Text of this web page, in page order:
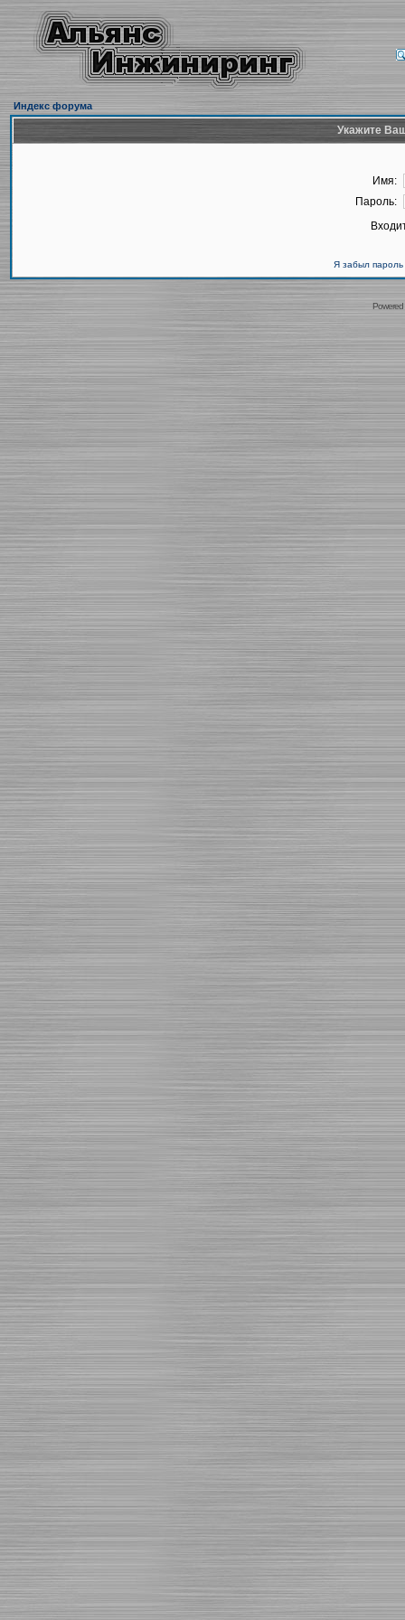
Индекс форума
Укажите
Имя:
Пароль:
Я забыл пароль